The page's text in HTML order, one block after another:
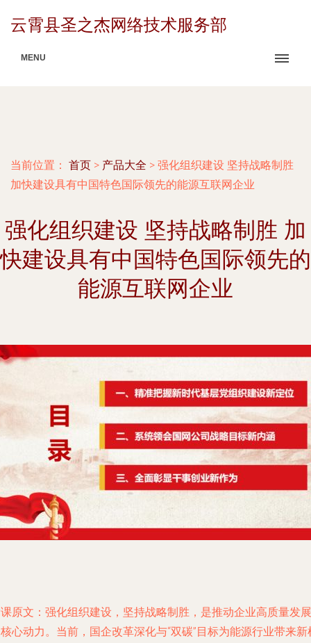
云霄县圣之杰网络技术服务部
MENU
当前位置： 首页 > 产品大全 > 强化组织建设 坚持战略制胜
加快建设具有中国特色国际领先的能源互联网企业
强化组织建设 坚持战略制胜 加
快建设具有中国特色国际领先的
能源互联网企业
原文：强化组织建设，坚持战略制胜，是推动企业高质量发展
心动力。当前，国企改革深化与“双碳”目标为能源行业带来新